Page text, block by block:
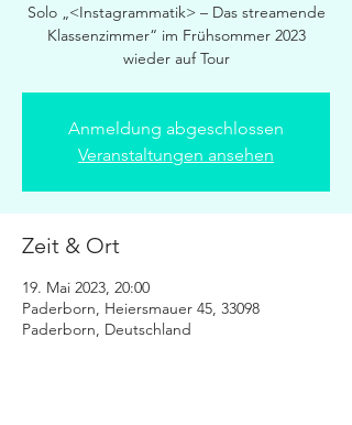
Solo „<Instagrammatik> – Das streamende
Klassenzimmer“ im Frühsommer 2023
wieder auf Tour
Anmeldung abgeschlossen
Veranstaltungen ansehen
Zeit & Ort
19. Mai 2023, 20:00
Paderborn, Heiersmauer 45, 33098
Paderborn, Deutschland